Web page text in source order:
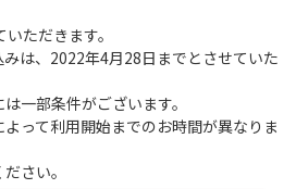
ただきます。
みは、2022年4月28日までとさせていた
一部条件がございます。
って利用開始までのお時間が異なりま
さい。